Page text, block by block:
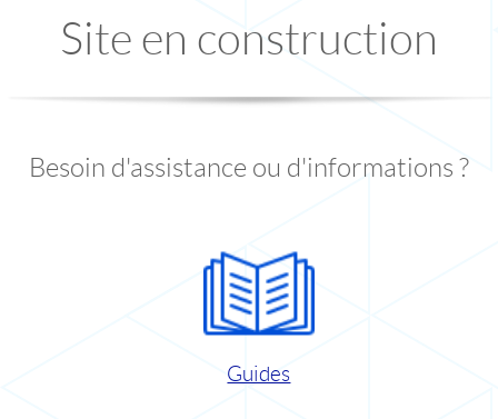
Site en construction
Besoin d'assistance ou d'informations ?
Guides